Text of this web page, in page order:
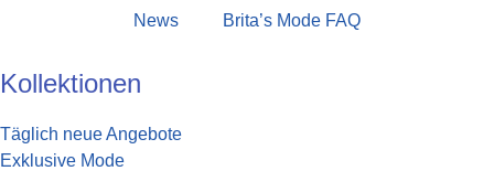
News Brita’s Mode FAQ
Kollektionen
Täglich neue Angebote
Exklusive Mode